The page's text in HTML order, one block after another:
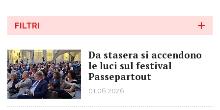
FILTRI
Da stasera si accendono
le luci sul festival
Passepartout
01.06.2026